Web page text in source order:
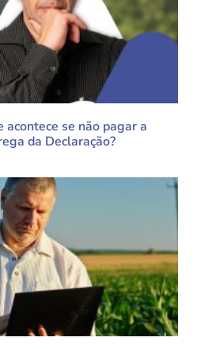
acontece se não pagar a
da Declaração?